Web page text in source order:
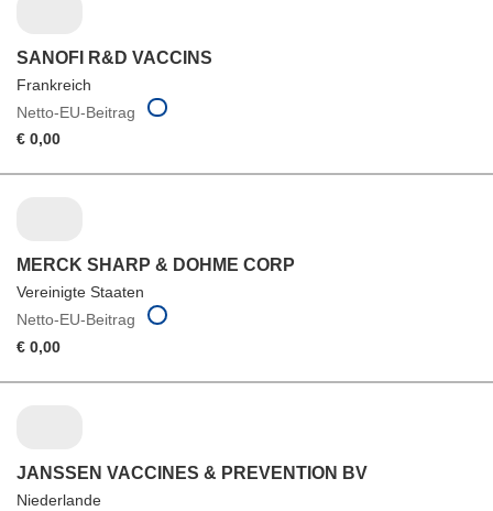
SANOFI R&D VACCINS
Frankreich
Netto-EU-Beitrag
€ 0,00
MERCK SHARP & DOHME CORP
Vereinigte Staaten
Netto-EU-Beitrag
€ 0,00
JANSSEN VACCINES & PREVENTION BV
Niederlande